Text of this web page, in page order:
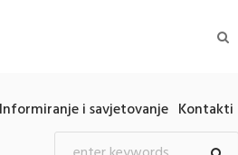
Informiranje i savjetovanje Kontakti